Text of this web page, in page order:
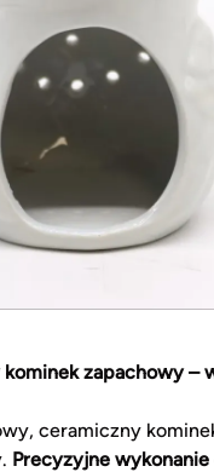
kominek zapachowy –
ceramiczny
Precyzyjne wykonanie